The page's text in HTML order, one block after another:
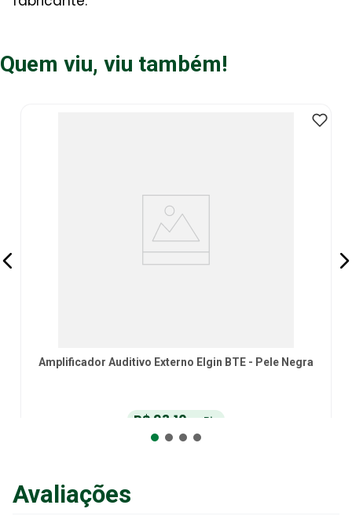
Quem viu, viu também!
Amplificador Auditivo Externo Elgin BTE - Pele Negra
R$93,10no Pix
98 ,00em até
Adicionar ao Carrinho
Avaliações